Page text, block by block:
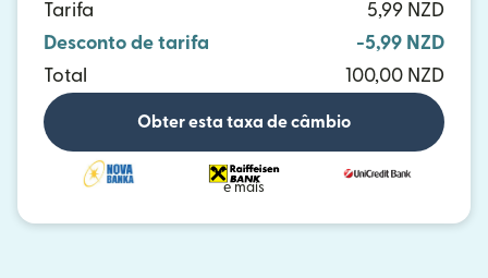
Tarifa
5,99 NZD
Desconto de tarifa
-5,99 NZD
Total
100,00 NZD
Obter esta taxa de câmbio
e mais